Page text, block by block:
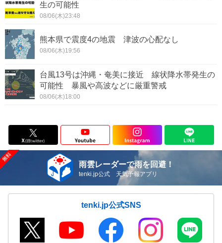
生の可能性
08/06(木)23:48
熊本県で震度4の地震 津波の心配なし
08/06(木)19:56
台風13号は沖縄・奄美に接近 線状降水帯発生の
可能性 暴風や高波などに厳重警戒
08/06(木)18:00
雨雲レーダーで雨を回避！
tenki.jp公式 天気予報アプリ
tenki.jp公式SNS